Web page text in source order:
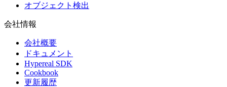
オブジェクト検出
会社情報
会社概要
ドキュメント
Hypereal SDK
Cookbook
更新履歴